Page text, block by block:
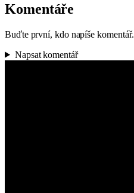
Komentáře
Buďte první, kdo napíše komentář.
Napsat komentář